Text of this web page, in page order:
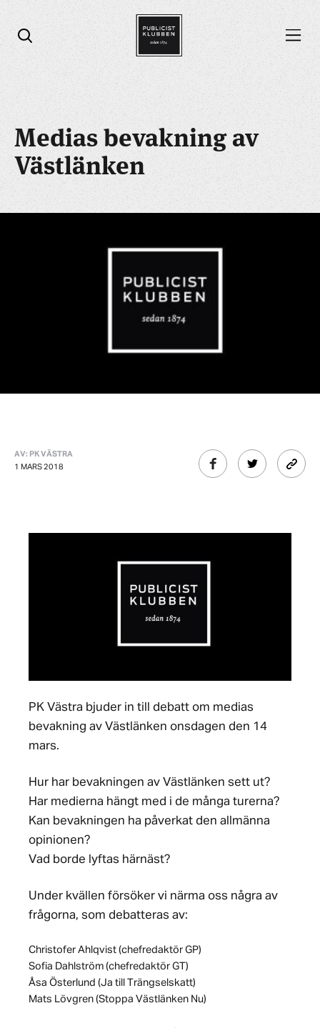
Öppna sök
Öppna menyn
Medias bevakning av
Västlänken
AV: PK VÄSTRA
1 MARS 2018
PK Västra bjuder in till debatt om medias
bevakning av Västlänken onsdagen den 14
mars.
Hur har bevakningen av Västlänken sett ut?
Har medierna hängt med i de många turerna?
Kan bevakningen ha påverkat den allmänna
opinionen?
Vad borde lyftas härnäst?
Under kvällen försöker vi närma oss några av
frågorna, som debatteras av:
Christofer Ahlqvist (chefredaktör GP)
Sofia Dahlström (chefredaktör GT)
Åsa Österlund (Ja till Trängselskatt)
Mats Lövgren (Stoppa Västlänken Nu)